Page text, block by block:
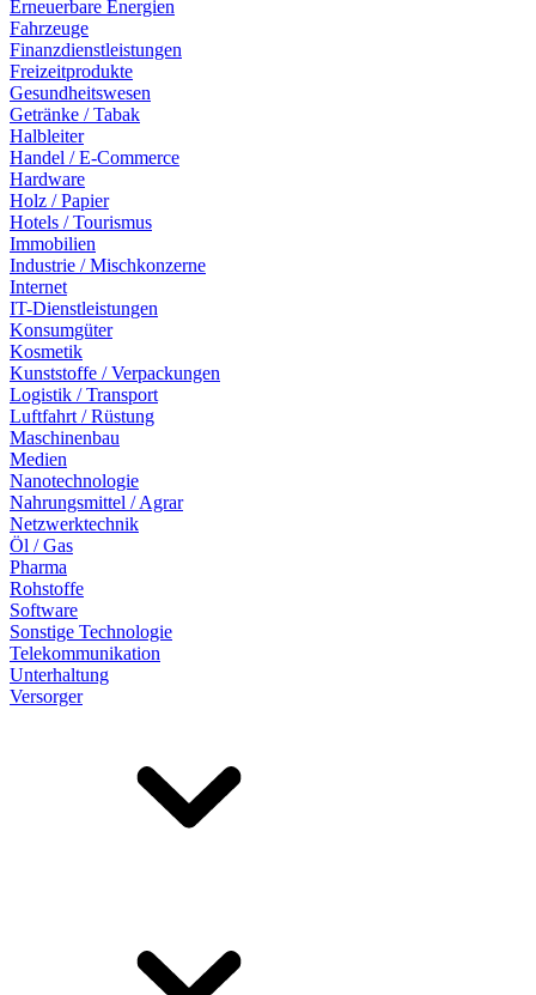
Erneuerbare Energien
Fahrzeuge
Finanzdienstleistungen
Freizeitprodukte
Gesundheitswesen
Getränke / Tabak
Halbleiter
Handel / E-Commerce
Hardware
Holz / Papier
Hotels / Tourismus
Immobilien
Industrie / Mischkonzerne
Internet
IT-Dienstleistungen
Konsumgüter
Kosmetik
Kunststoffe / Verpackungen
Logistik / Transport
Luftfahrt / Rüstung
Maschinenbau
Medien
Nanotechnologie
Nahrungsmittel / Agrar
Netzwerktechnik
Öl / Gas
Pharma
Rohstoffe
Software
Sonstige Technologie
Telekommunikation
Unterhaltung
Versorger